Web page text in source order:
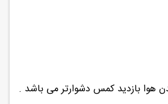
هوا بازدید کمس دشوارتر می باشد .